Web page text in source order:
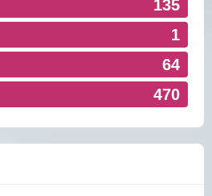
135
1
64
470